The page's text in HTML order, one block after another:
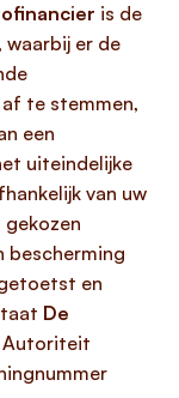
is de
waarbij er de
te stemmen,
een
uiteindelijke
van uw
bescherming
en
De
Autoriteit